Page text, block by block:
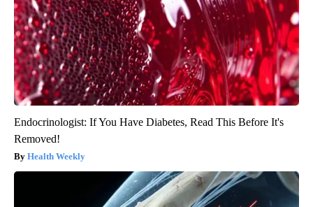
Endocrinologist: If You Have Diabetes, Read This Before It's
Removed!
Health Weekly